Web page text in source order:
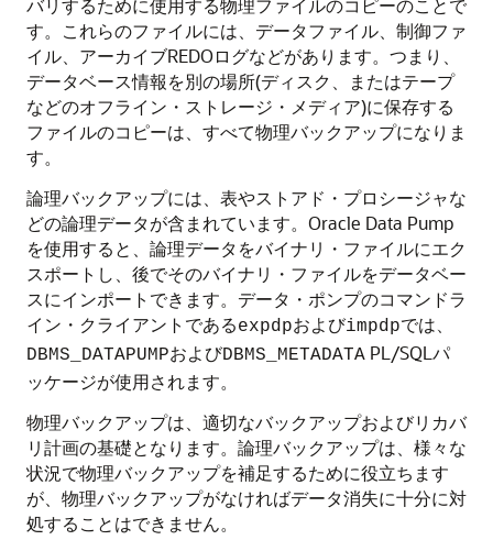
バリするために使用する物理ファイルのコピーのことで
す。これらのファイルには、データファイル、制御ファ
イル、アーカイブREDOログなどがあります。つまり、
データベース情報を別の場所(ディスク、またはテープ
などのオフライン・ストレージ・メディア)に保存する
ファイルのコピーは、すべて物理バックアップになりま
す。
論理バックアップには、表やストアド・プロシージャな
どの論理データが含まれています。Oracle Data Pump
を使用すると、論理データをバイナリ・ファイルにエク
スポートし、後でそのバイナリ・ファイルをデータベー
スにインポートできます。データ・ポンプのコマンドラ
イン・クライアントであるexpdpおよびimpdpでは、
DBMS_DATAPUMPおよびDBMS_METADATA PL/SQLパ
ッケージが使用されます。
物理バックアップは、適切なバックアップおよびリカバ
リ計画の基礎となります。論理バックアップは、様々な
状況で物理バックアップを補足するために役立ちます
が、物理バックアップがなければデータ消失に十分に対
処することはできません。